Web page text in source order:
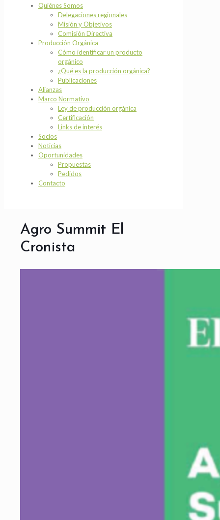
Quiénes Somos
Delegaciones regionales
Misión y Objetivos
Comisión Directiva
Producción Orgánica
Cómo identificar un producto
orgánico
¿Qué es la producción orgánica?
Publicaciones
Alianzas
Marco Normativo
Ley de producción orgánica
Certificación
Links de interés
Socios
Noticias
Oportunidades
Propuestas
Pedidos
Contacto
Agro Summit El
Cronista